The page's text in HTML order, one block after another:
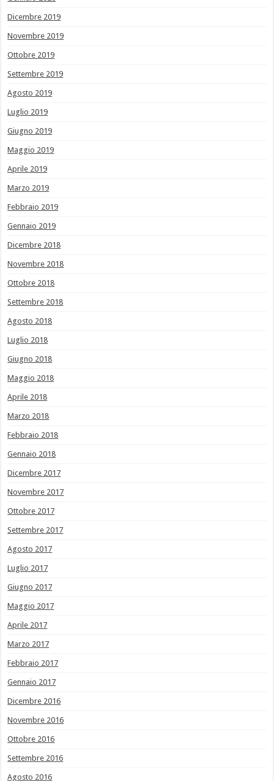
Dicembre 2019
Novembre 2019
Ottobre 2019
Settembre 2019
Agosto 2019
Luglio 2019
Giugno 2019
Maggio 2019
Aprile 2019
Marzo 2019
Febbraio 2019
Gennaio 2019
Dicembre 2018
Novembre 2018
Ottobre 2018
Settembre 2018
Agosto 2018
Luglio 2018
Giugno 2018
Maggio 2018
Aprile 2018
Marzo 2018
Febbraio 2018
Gennaio 2018
Dicembre 2017
Novembre 2017
Ottobre 2017
Settembre 2017
Agosto 2017
Luglio 2017
Giugno 2017
Maggio 2017
Aprile 2017
Marzo 2017
Febbraio 2017
Gennaio 2017
Dicembre 2016
Novembre 2016
Ottobre 2016
Settembre 2016
Agosto 2016